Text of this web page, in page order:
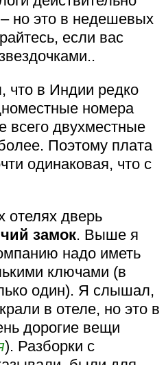
но это в недешевых
если вас
что в Индии редко
номера
всего двухместные
Поэтому плата
одинаковая, что с
отелях дверь
замок. Выше я
надо иметь
ключами (в
один). Я слышал,
в отеле, но это в
дорогие вещи
). Разборки с